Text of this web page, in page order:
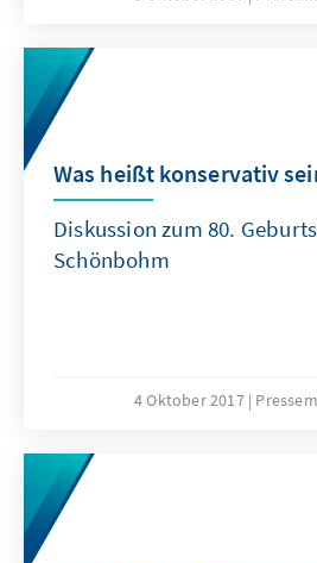
Was heißt konservativ
Diskussion zum 80.
Schönbohm
4 Oktober 2017